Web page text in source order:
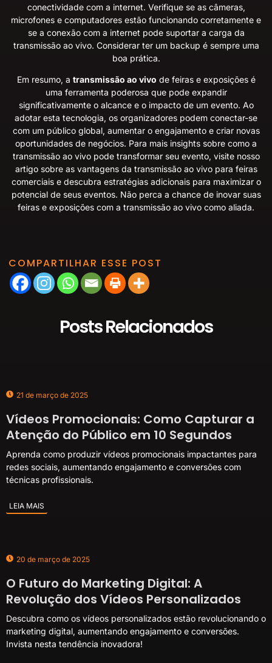
conectividade com a internet. Verifique se as câmeras,
microfones e computadores estão funcionando corretamente e
se a conexão com a internet pode suportar a carga da
transmissão ao vivo. Considerar ter um backup é sempre uma
boa prática.
Em resumo, a transmissão ao vivo de feiras e exposições é
uma ferramenta poderosa que pode expandir
significativamente o alcance e o impacto de um evento. Ao
adotar esta tecnologia, os organizadores podem conectar-se
com um público global, aumentar o engajamento e criar novas
oportunidades de negócios. Para mais insights sobre como a
transmissão ao vivo pode transformar seu evento, visite nosso
artigo sobre as vantagens da transmissão ao vivo para feiras
comerciaise descubra estratégias adicionais para maximizar o
potencial de seus eventos. Não perca a chance de inovar suas
feiras e exposições com a transmissão ao vivo como aliada.
COMPARTILHAR ESSE POST
Posts Relacionados
21 de março de 2025
Vídeos Promocionais: Como Capturar a
Atenção do Público em 10 Segundos
Aprenda como produzir vídeos promocionais impactantes para
redes sociais, aumentando engajamento e conversões com
técnicas profissionais.
LEIA MAIS
20 de março de 2025
O Futuro do Marketing Digital: A
Revolução dos Vídeos Personalizados
Descubra como os vídeos personalizados estão revolucionando o
marketing digital, aumentando engajamento e conversões.
Invista nesta tendência inovadora!